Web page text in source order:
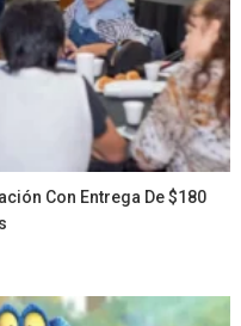
Con Entrega De $180